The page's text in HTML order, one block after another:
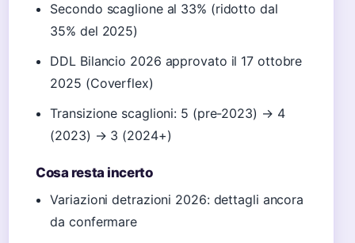
Secondo scaglione al 33% (ridotto dal
35% del 2025)
DDL Bilancio 2026 approvato il 17 ottobre
2025 (Coverflex)
Transizione scaglioni: 5 (pre-2023) → 4
(2023) → 3 (2024+)
Cosa resta incerto
Variazioni detrazioni 2026: dettagli ancora
da confermare